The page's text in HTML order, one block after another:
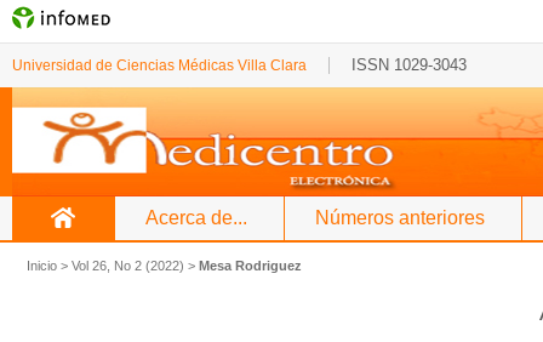
Universidad de Ciencias Médicas Villa Clara ISSN 1029-3043
Acerca de... Números anteriores
Inicio > Vol 26, No 2 (2022) > Mesa Rodriguez